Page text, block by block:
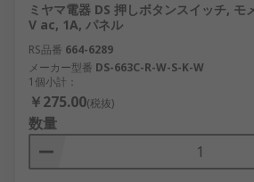
ミヤマ電器 DS 押しボタンスイッチ, モ
V ac, 1A, パネル
RS品番 664-6289
メーカー型番 DS-663C-R-W-S-K-W
1個小計：
￥275.00(税抜)
数量